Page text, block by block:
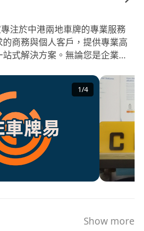
注於中港兩地車牌的專業服務
商務與個人客戶，提供專業高
式解決方案。無論您是企業
您量身定制最合適的辦理方
車輛管理辦法及相關部門要求瞭
隊將全程為您提供專人跟進，從
備、申請遞交、進度跟蹤、直至
位，省去繁瑣手續與時間成本。
行業多年，
細節，確保流程順暢。 無憂售
少中間商差價，內地總公司為千
，減少不必要的等待時間。 資
1/4
Show more